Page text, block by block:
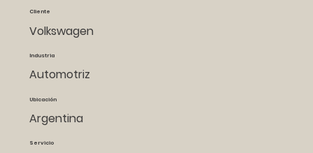
Cliente
Volkswagen
Industria
Automotriz
Ubicación
Argentina
Servicio